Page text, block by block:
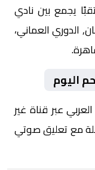
01-25 لقاءً مرتقبًا يجمع بين نادي
العماني،
اليوم
عبر قناة غير
مع تعليق صوتي